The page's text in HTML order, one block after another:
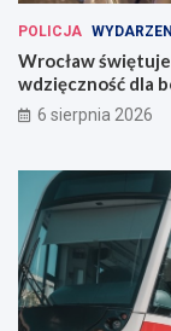
POLICJA
Wrocław
wdzięczność dla
6 sierpnia 2026